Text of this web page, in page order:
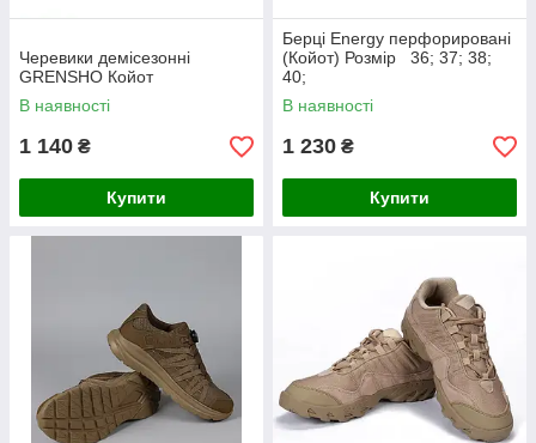
Черевики демісезонні
GRENSHO Койот
В наявності
1 140 ₴
Купити
Берці Energy перфорировані
(Койот) Розмір 36; 37; 38;
40;
В наявності
1 230 ₴
Купити